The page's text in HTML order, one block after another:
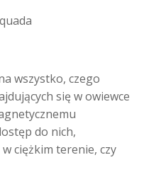
wszystko, czego
się w owiewce
do nich,
ciężkim terenie, czy